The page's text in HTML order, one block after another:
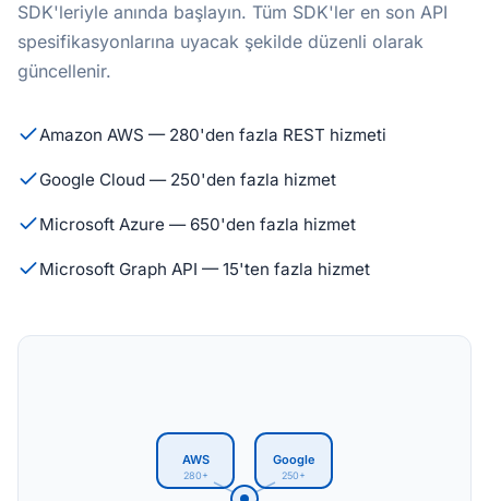
SDK'leriyle anında başlayın. Tüm SDK'ler en son API
spesifikasyonlarına uyacak şekilde düzenli olarak
güncellenir.
Amazon AWS — 280'den fazla REST hizmeti
Google Cloud — 250'den fazla hizmet
Microsoft Azure — 650'den fazla hizmet
Microsoft Graph API — 15'ten fazla hizmet
AWS
280+
Google
250+